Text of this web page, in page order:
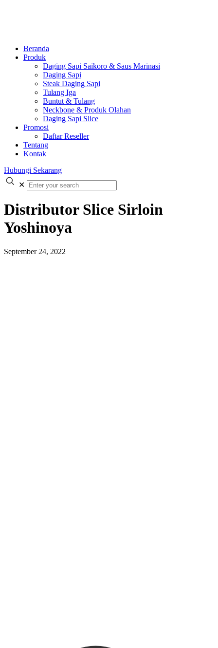
Beranda
Produk
Daging Sapi Saikoro & Saus Marinasi
Daging Sapi
Steak Daging Sapi
Tulang Iga
Buntut & Tulang
Neckbone & Produk Olahan
Daging Sapi Slice
Promosi
Daftar Reseller
Tentang
Kontak
Hubungi Sekarang
✕
Distributor Slice Sirloin
Yoshinoya
September 24, 2022